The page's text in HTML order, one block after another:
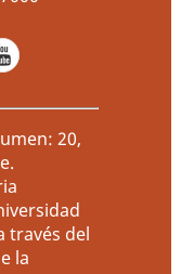
20,
través del
la